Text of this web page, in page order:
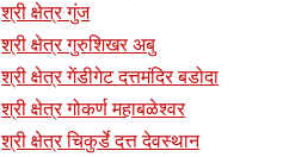
श्री क्षेत्र गुंज
श्री क्षेत्र गुरुशिखर अबु
श्री क्षेत्र गेंडीगेट दत्तमंदिर बडोदा
श्री क्षेत्र गोकर्ण महाबळेश्वर
श्री क्षेत्र चिकुर्डे दत्त देवस्थान